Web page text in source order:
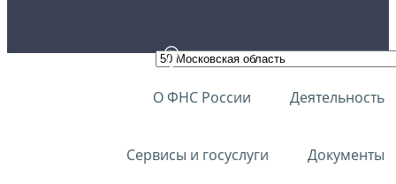
О ФНС России Деятельность
Сервисы и госуслуги Документы